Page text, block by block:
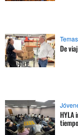
De
HYLA